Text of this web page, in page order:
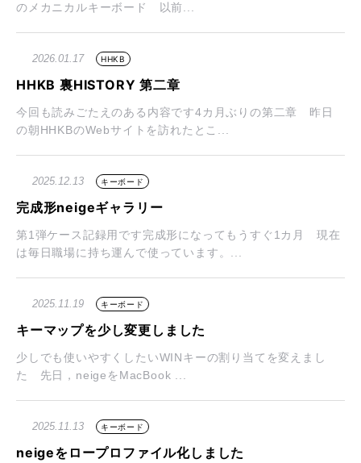
のメカニカルキーボード 以前...
2026.01.17 HHKB
HHKB 裏HISTORY 第二章
今回も読みごたえのある内容です4カ月ぶりの第二章 昨日
の朝HHKBのWebサイトを訪れたとこ...
2025.12.13 キーボード
完成形neigeギャラリー
第1弾ケース記録用です完成形になってもうすぐ1カ月 現在
は毎日職場に持ち運んで使っています。...
2025.11.19 キーボード
キーマップを少し変更しました
少しでも使いやすくしたいWINキーの割り当てを変えまし
た 先日，neigeをMacBook ...
2025.11.13 キーボード
neigeをロープロファイル化しました